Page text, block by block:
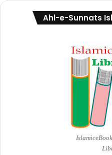
Ahl-e-Sunnats
Islamic